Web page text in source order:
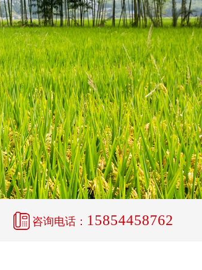
咨询电话： 15854458762